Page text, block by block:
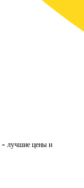
- лучшие цены и